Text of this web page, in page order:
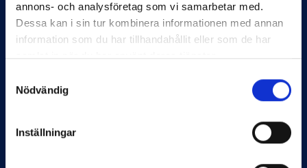
annons- och analysföretag som vi samarbetar med.
Dessa kan i sin tur kombinera informationen med annan
information som du har tillhandahållit eller som de har
samlat in när du har använt deras tjänster.
Nödvändig
Inställningar
136 50 Haninge